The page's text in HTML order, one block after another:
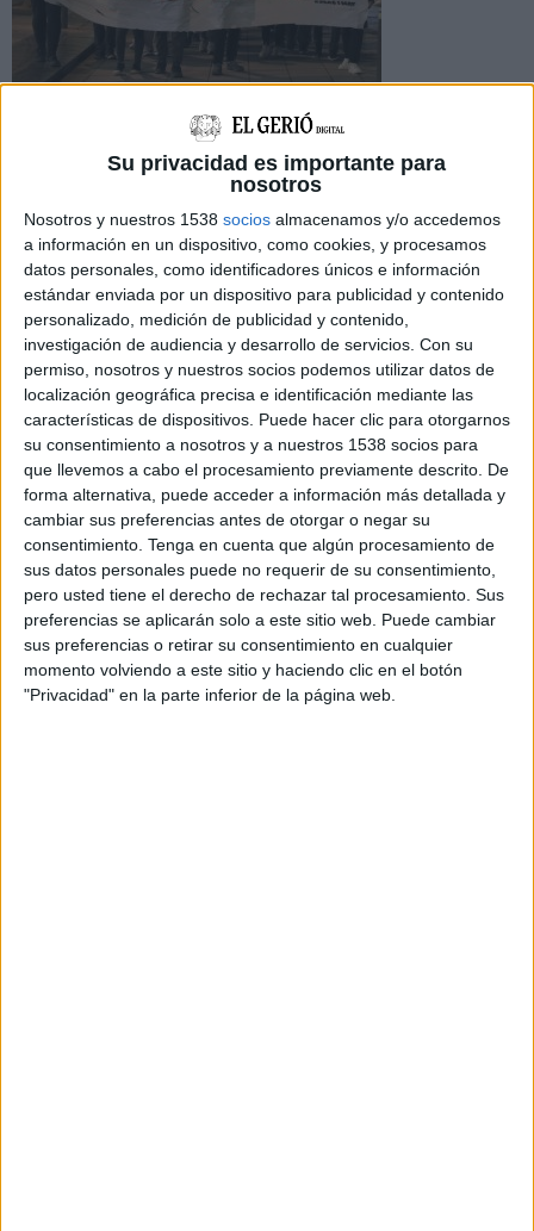
Su privacidad es importante para
nosotros
Nosotros y nuestros 1538 socios almacenamos y/o accedemos
a información en un dispositivo, como cookies, y procesamos
datos personales, como identificadores únicos e información
estándar enviada por un dispositivo para publicidad y contenido
personalizado, medición de publicidad y contenido,
investigación de audiencia y desarrollo de servicios. Con su
permiso, nosotros y nuestros socios podemos utilizar datos de
localización geográfica precisa e identificación mediante las
características de dispositivos. Puede hacer clic para otorgarnos
su consentimiento a nosotros y a nuestros 1538 socios para
que llevemos a cabo el procesamiento previamente descrito. De
forma alternativa, puede acceder a información más detallada y
cambiar sus preferencias antes de otorgar o negar su
consentimiento. Tenga en cuenta que algún procesamiento de
sus datos personales puede no requerir de su consentimiento,
pero usted tiene el derecho de rechazar tal procesamiento. Sus
preferencias se aplicarán solo a este sitio web. Puede cambiar
sus preferencias o retirar su consentimiento en cualquier
momento volviendo a este sitio y haciendo clic en el botón
"Privacidad" en la parte inferior de la página web.
Unes 40 persones es manifesten a
Girona per reclamar la llibertat de
Pablo Hasél
Una quarantena de persones s'han manifestat aquest
dissabte pel centre de Girona per reclamar la llibertat de
Pablo Hasél, un mes després de la seva detenció. Durant la
marxa s'han ...
Notícia
El ple de Girona desencalla noves
inversions per valor d'1,93 MEUR
El ple de Girona ha desencallat noves inversions per 1,93